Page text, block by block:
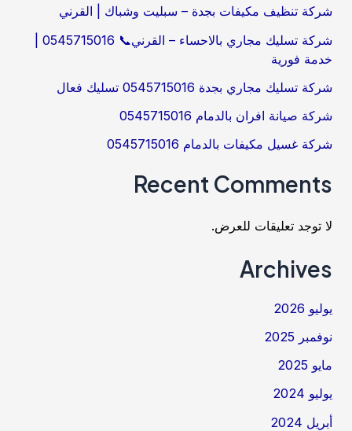
شركة تنظيف مكيفات بجدة – سبليت وشباك | القرني
خدمة فورية
شركة تسليك مجاري بجدة 0545715016 تسليك فعال
شركة صيانة افران بالدمام 0545715016
شركة غسيل مكيفات بالدمام 0545715016
Recent Comments
لا توجد تعليقات للعرض.
Archives
يوليو 2026
نوفمبر 2025
مايو 2025
يوليو 2024
أبريل 2024